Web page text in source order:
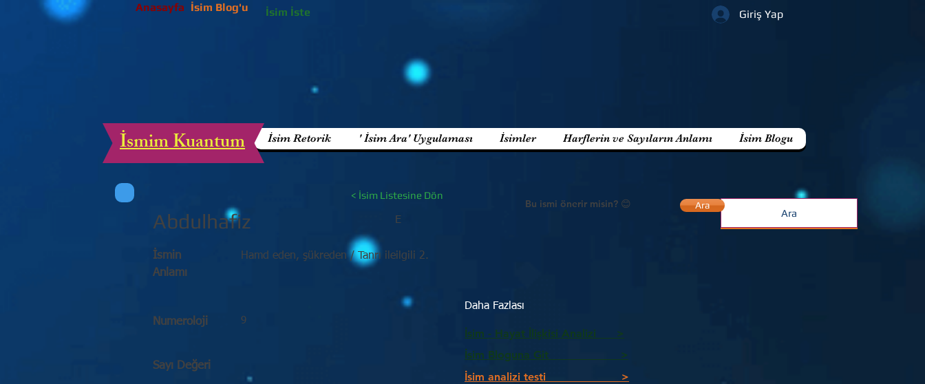
Anasayfa
Giriş Yap
İsim Blog'u İsim İste
İsim Retorik ' İsim Ara' Uygulaması İsimler Harflerin ve Sayıların Anlamı İsim Blogu
İsmim Kuantum
< İsim Listesine Dön
Abdulhafiz E
Bu ismi önerir misin? 😊
İsmin
Anlamı
Hamd eden, şükreden / Tanrı ileilgili 2.
Numeroloji 9
Sayı Değeri
Daha Fazlası
İsim - Hayat İlişkisi Analizi >
İsim Bloguna Git >
İsim analizi testi >
Ara